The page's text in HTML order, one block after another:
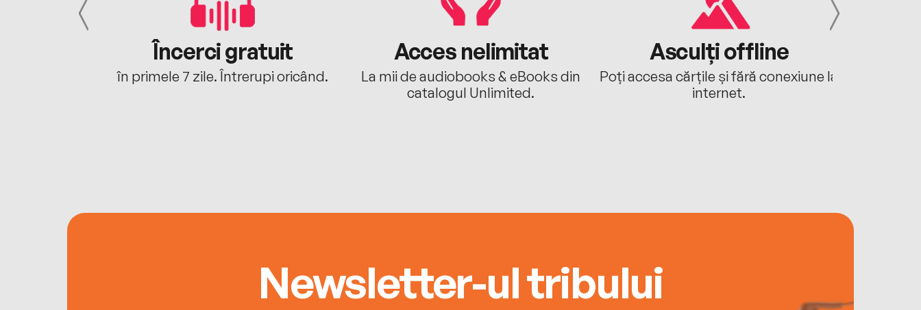
Încerci gratuit
în primele 7 zile. Întrerupi oricând.
Acces nelimitat
La mii de audiobooks & eBooks din
catalogul Unlimited.
Asculți offline
Poți accesa cărțile și fără conexiune la
internet.
Newsletter-ul tribului